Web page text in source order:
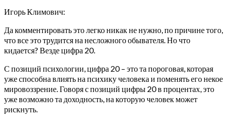
Игорь Климович:
Да комментировать это легко никак не нужно, по причине того,
что все это трудится на несложного обывателя. Но что
кидается? Везде цифра 20.
С позиций психологии, цифра 20 – это та пороговая, которая
уже способна влиять на психику человека и поменять его некое
мировоззрение. Говоря с позиций цифры 20 в процентах, это
уже возможно та доходность, на которую человек может
рискнуть.